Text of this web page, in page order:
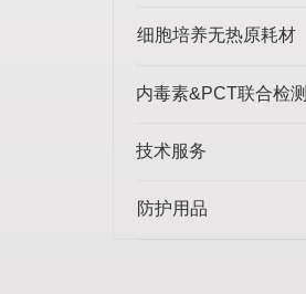
细胞培养无热原耗材
内毒素&PCT联合检测
技术服务
防护用品